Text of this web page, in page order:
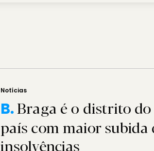
Notícias
B.Braga é o distrito do
país com maior subida
insolvências